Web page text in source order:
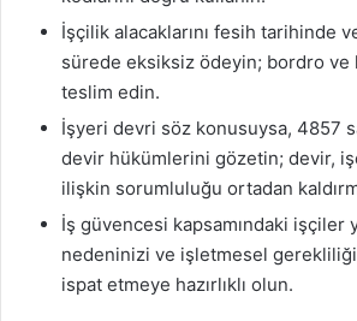
İşçilik alacaklarını fesih tarihinde
sürede eksiksiz ödeyin; bordro ve
teslim edin.
İşyeri devri söz konusuysa, 4857
devir hükümlerini gözetin; devir,
ilişkin sorumluluğu ortadan
İş güvencesi kapsamındaki işçiler
nedeninizi ve işletmesel
ispat etmeye hazırlıklı olun.